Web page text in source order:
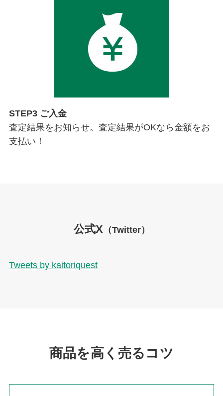
STEP3 ご入金
査定結果をお知らせ。査定結果がOKなら金額をお
支払い！
公式X （Twitter）
Tweets by kaitoriquest
商品を高く売るコツ